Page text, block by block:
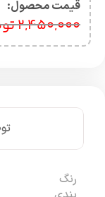
قیمت محصول:​
2,450,000
رنگ